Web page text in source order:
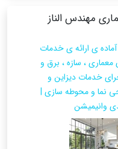
مهندس الناز
ی ارائه ی خدمات
، سازه ، برق و
خدمات دیزاین و
نما و محوطه سازی |
وانیمیشن